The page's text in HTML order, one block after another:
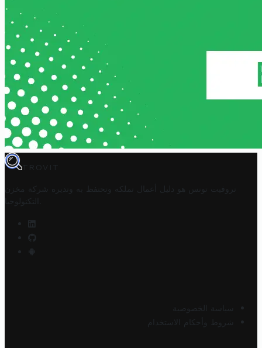
TROVIT
تروفيت تونس هو دليل أعمال تملكه وتحتفظ به وتديره
شركة مخزن
التكنولوجيا
سياسة الخصوصية
شروط وأحكام الاستخدام